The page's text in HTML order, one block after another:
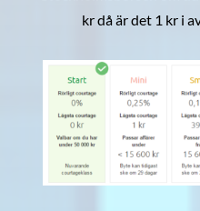
kr då är det 1 kr i